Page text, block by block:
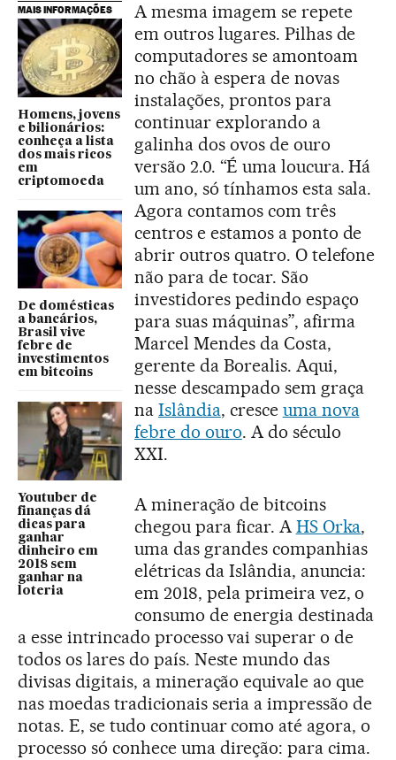
MAIS INFORMAÇÕES
Homens, jovens
e bilionários:
conheça a lista
dos mais ricos
em
criptomoeda
De domésticas
a bancários,
Brasil vive
febre de
investimentos
em bitcoins
Youtuber de
finanças dá
dicas para
ganhar
dinheiro em
2018 sem
ganhar na
loteria
A mesma imagem se repete
em outros lugares. Pilhas de
computadores se amontoam
no chão à espera de novas
instalações, prontos para
continuar explorando a
galinha dos ovos de ouro
versão 2.0. “É uma loucura. Há
um ano, só tínhamos esta sala.
Agora contamos com três
centros e estamos a ponto de
abrir outros quatro. O telefone
não para de tocar. São
investidores pedindo espaço
para suas máquinas”, afirma
Marcel Mendes da Costa,
gerente da Borealis. Aqui,
nesse descampado sem graça
na Islândia, cresce uma nova
febre do ouro. A do século
XXI.
A mineração de bitcoins
chegou para ficar. AHS Orka,
uma das grandes companhias
elétricas da Islândia, anuncia:
em 2018, pela primeira vez, o
consumo de energia destinada
a esse intrincado processo vai superar o de
todos os lares do país. Neste mundo das
divisas digitais, a mineração equivale ao que
nas moedas tradicionais seria a impressão de
notas. E, se tudo continuar como até agora, o
processo só conhece uma direção: para cima.